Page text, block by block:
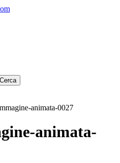
Cerca
animata-0027
animata-